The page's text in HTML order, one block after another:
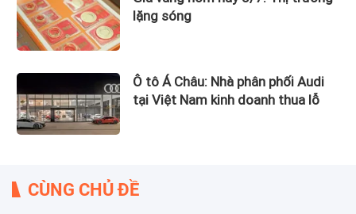
lặng sóng
Ô tô Á Châu: Nhà phân phối Audi
tại Việt Nam kinh doanh thua lỗ
CÙNG CHỦ ĐỀ